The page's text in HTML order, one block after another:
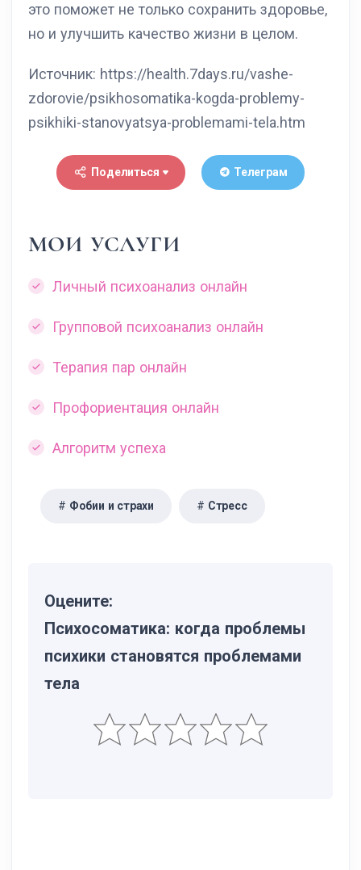
это поможет не только сохранить здоровье,
но и улучшить качество жизни в целом.
Источник: https://health.7days.ru/vashe-
zdorovie/psikhosomatika-kogda-problemy-
psikhiki-stanovyatsya-problemami-tela.htm
Поделиться Телеграм
МОИ УСЛУГИ
Личный психоанализ онлайн
Групповой психоанализ онлайн
Терапия пар онлайн
Профориентация онлайн
Алгоритм успеха
Фобии и страхи Стресс
Оцените:
Психосоматика: когда проблемы
психики становятся проблемами
тела